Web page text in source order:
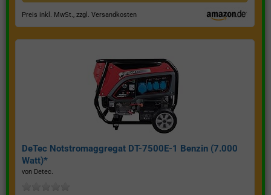
Preis inkl. MwSt., zzgl. Versandkosten
DeTec Notstromaggregat DT-7500E-1 Benzin (7.000
Watt)*
von Detec.